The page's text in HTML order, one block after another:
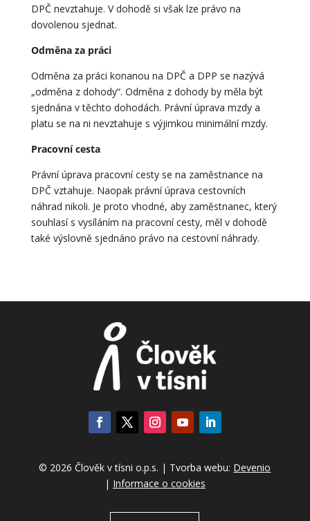
DPČ nevztahuje. V dohodě si však lze právo na
dovolenou sjednat.
Odměna za práci
Odměna za práci konanou na DPČ a DPP se nazývá
„odměna z dohody“. Odměna z dohody by měla být
sjednána v těchto dohodách. Právní úprava mzdy a
platu se na ni nevztahuje s výjimkou minimální mzdy.
Pracovní cesta
Právní úprava pracovní cesty se na zaměstnance na
DPČ vztahuje. Naopak právní úprava cestovních
náhrad nikoli. Je proto vhodné, aby zaměstnanec, který
souhlasí s vysíláním na pracovní cesty, měl v dohodě
také výslovně sjednáno právo na cestovní náhrady.
© 2026 Člověk v tísni o.p.s. | Tvorba webu: Devenio
| Informace o cookies